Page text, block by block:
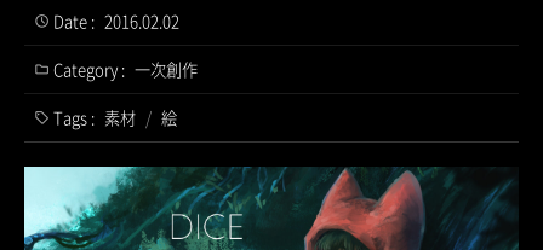
Date : 2016.02.02
Category : 一次創作
Tags : 素材 / 絵